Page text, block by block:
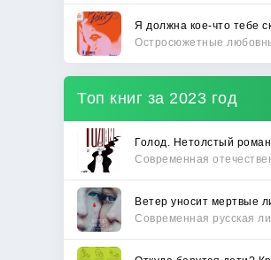
Топ книг за 2023 год
Голод. Нетолстый роман